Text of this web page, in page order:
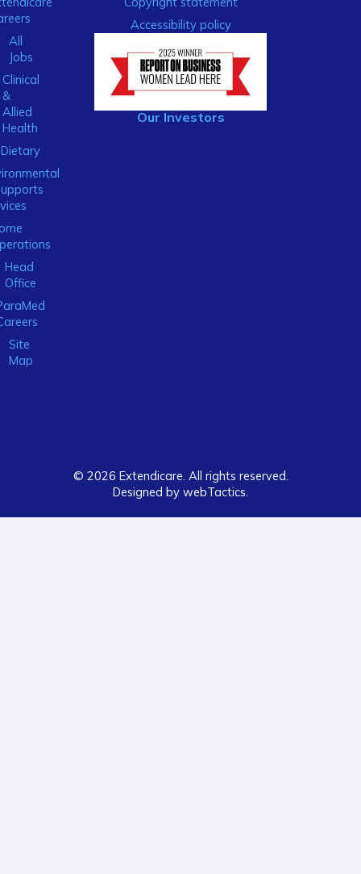
All
Jobs
Clinical
&
Allied
Health
Dietary
Head
Office
Site
Map
Accessibility policy
Our Investors
© 2026 Extendicare. All rights reserved.
Designed by webTactics​.